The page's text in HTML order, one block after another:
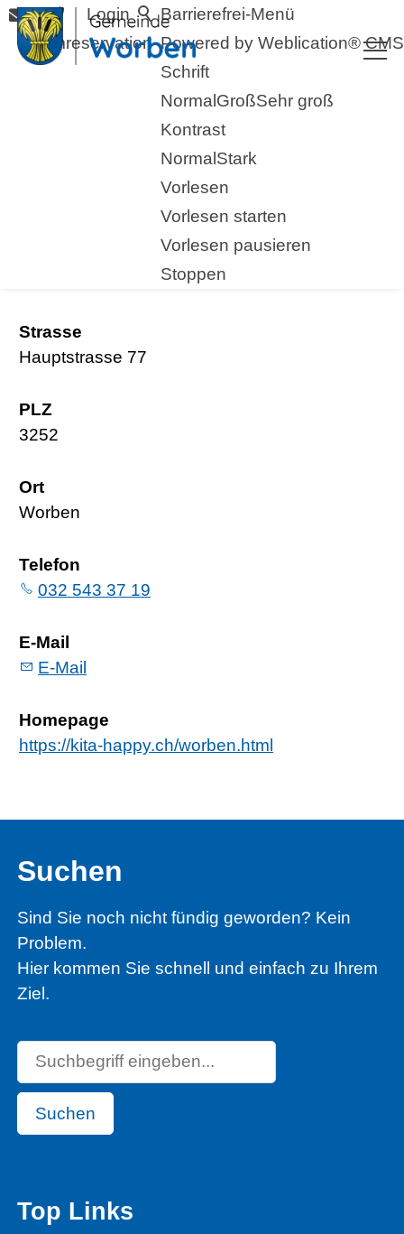
Barrierefrei-Menü
Powered by Weblication® CMS
Schrift
Normal GroßSehr groß
Kontrast
Normal Stark
Vorlesen
Vorlesen starten
Vorlesen pausieren
Stoppen
Login
Raumreservation
zurück zur Übersicht
KiTa Happy
Strasse
Hauptstrasse 77
PLZ
3252
Ort
Worben
Telefon
032 543 37 19
E-Mail
E-Mail
Homepage
https://kita-happy.ch/worben.html
Suchen
Sind Sie noch nicht fündig geworden? Kein
Problem.
Hier kommen Sie schnell und einfach zu Ihrem
Ziel.
Suchen
Top Links